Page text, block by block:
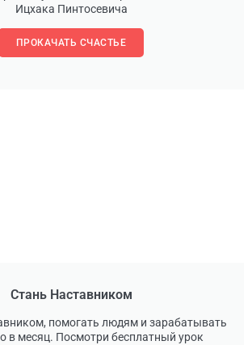
Ицхака Пинтосевича
ПРОКАЧАТЬ СЧАСТЬЕ
Стань Наставником
помогать людям и зарабатывать
в месяц. Посмотри бесплатный урок